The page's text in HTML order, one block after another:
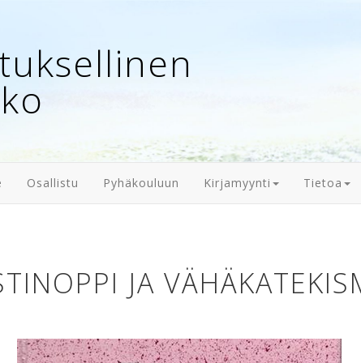
Osallistu Pyhäkouluun Kirjamyynti Tietoa
JA